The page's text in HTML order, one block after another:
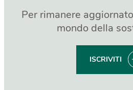
Per rimanere
mondo della
ISCRIVITI